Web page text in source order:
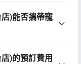
)能否攜帶寵
)的預訂費用